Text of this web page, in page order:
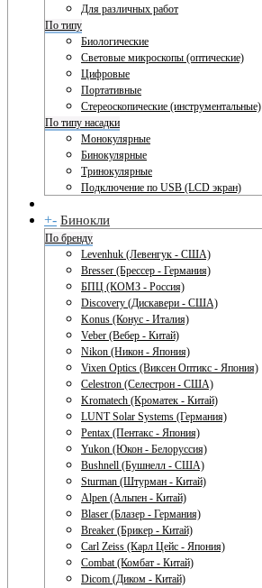
Для различных работ
По типу
Биологические
Световые микроскопы (оптические)
Цифровые
Портативные
Стереоскопические (инструментальные)
По типу насадки
Монокулярные
Бинокулярные
Тринокулярные
Подключение по USB (LCD экран)
+- Бинокли
По бренду
Levenhuk (Левенгук - США)
Bresser (Брессер - Германия)
БПЦ (КОМЗ - Россия)
Discovery (Дискавери - США)
Konus (Конус - Италия)
Veber (Вебер - Китай)
Nikon (Никон - Япония)
Vixen Optics (Виксен Оптикс - Япония)
Celestron (Селестрон - США)
Kromatech (Кроматек - Китай)
LUNT Solar Systems (Германия)
Pentax (Пентакс - Япония)
Yukon (Юкон - Белоруссия)
Bushnell (Бушнелл - США)
Sturman (Штурман - Китай)
Alpen (Альпен - Китай)
Blaser (Блазер - Германия)
Breaker (Брикер - Китай)
Carl Zeiss (Карл Цейс - Япония)
Combat (Комбат - Китай)
Dicom (Диком - Китай)